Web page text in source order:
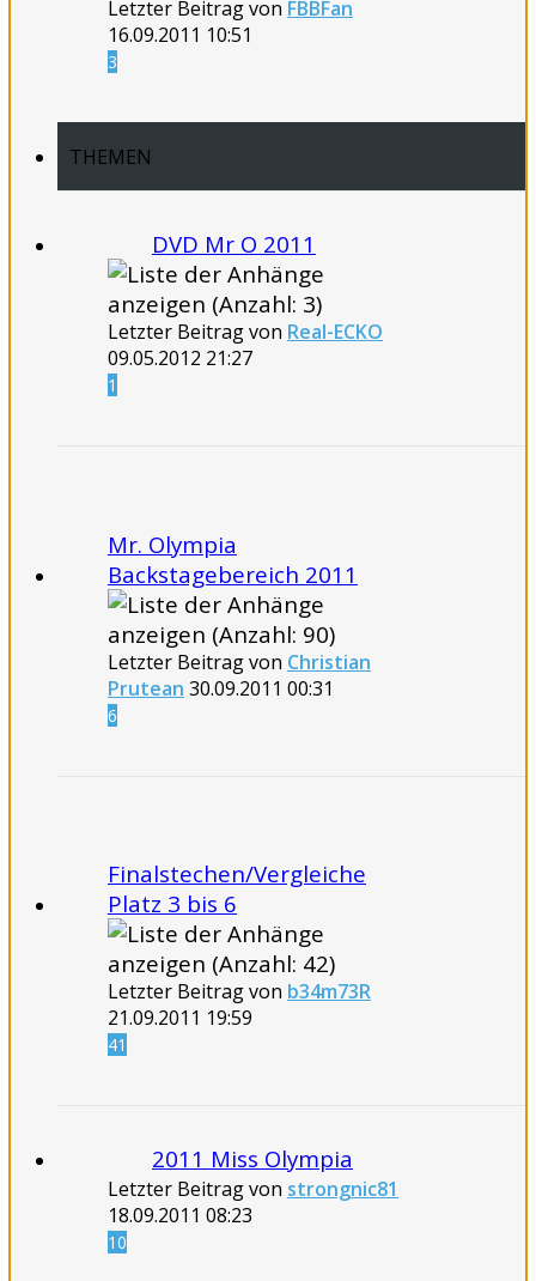
Letzter Beitrag von FBBFan
16.09.2011 10:51
3
THEMEN
DVD Mr O 2011
Letzter Beitrag von Real-ECKO
09.05.2012 21:27
1
Mr. Olympia
Backstagebereich 2011
Letzter Beitrag von Christian
Prutean 30.09.2011 00:31
6
Finalstechen/Vergleiche
Platz 3 bis 6
Letzter Beitrag von b34m73R
21.09.2011 19:59
41
2011 Miss Olympia
Letzter Beitrag von strongnic81
18.09.2011 08:23
10